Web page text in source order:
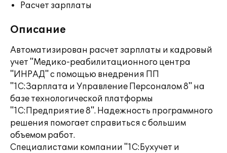
Расчет зарплаты
Описание
Автоматизирован расчет зарплаты и кадровый
учет "Медико-реабилитационного центра
"ИНРАД" с помощью внедрения ПП
"1С:Зарплата и Управление Персоналом 8" на
базе технологической платформы
"1С:Предприятие 8". Надежность программного
решения помогает справиться с большим
объемом работ.
Специалистами компании "1С:Бухучет и